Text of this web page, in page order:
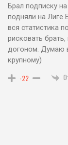
Брал подписку
подняли на Лиге
вся статистика
рисковать
догоном. Думаю
крупному)
-22